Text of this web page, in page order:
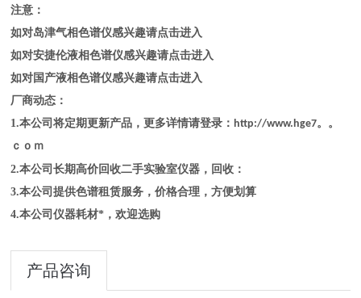
注意：
如对岛津气相色谱仪感兴趣请点击进入
如对安捷伦液相色谱仪感兴趣请点击进入
如对国产液相色谱仪感兴趣请点击进入
厂商动态：
1.本公司将定期更新产品，更多详情请登录： http://www.hge7。。
ｃｏｍ
2.本公司长期高价回收二手实验室仪器，回收：
3.本公司提供色谱租赁服务，价格合理，方便划算
4.本公司仪器耗材*，欢迎选购
产品咨询